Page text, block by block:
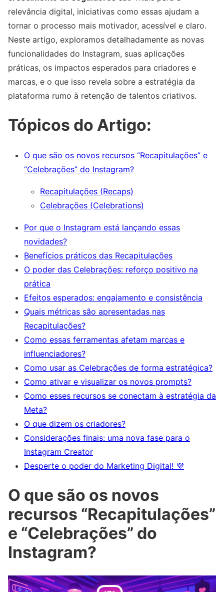
relevância digital, iniciativas como essas ajudam a
tornar o processo mais motivador, acessível e claro.
Neste artigo, exploramos detalhadamente as novas
funcionalidades do Instagram, suas aplicações
práticas, os impactos esperados para criadores e
marcas, e o que isso revela sobre a estratégia da
plataforma rumo à retenção de talentos criativos.
Tópicos do Artigo:
O que são os novos recursos “Recapitulações” e
“Celebrações” do Instagram?
Recapitulações (Recaps)
Celebrações (Celebrations)
Por que o Instagram está lançando essas
novidades?
Benefícios práticos das Recapitulações
O poder das Celebrações: reforço positivo na
prática
Efeitos esperados: engajamento e consistência
Quais métricas são apresentadas nas
Recapitulações?
Como essas ferramentas afetam marcas e
influenciadores?
Como usar as Celebrações de forma estratégica?
Como ativar e visualizar os novos prompts?
Como esses recursos se conectam à estratégia da
Meta?
O que dizem os criadores?
Considerações finais: uma nova fase para o
Instagram Creator
Desperte o poder do Marketing Digital! 💜
O que são os novos
recursos “Recapitulações”
e “Celebrações” do
Instagram?